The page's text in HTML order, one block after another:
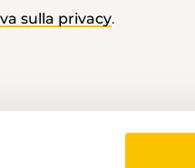
sulla privacy.